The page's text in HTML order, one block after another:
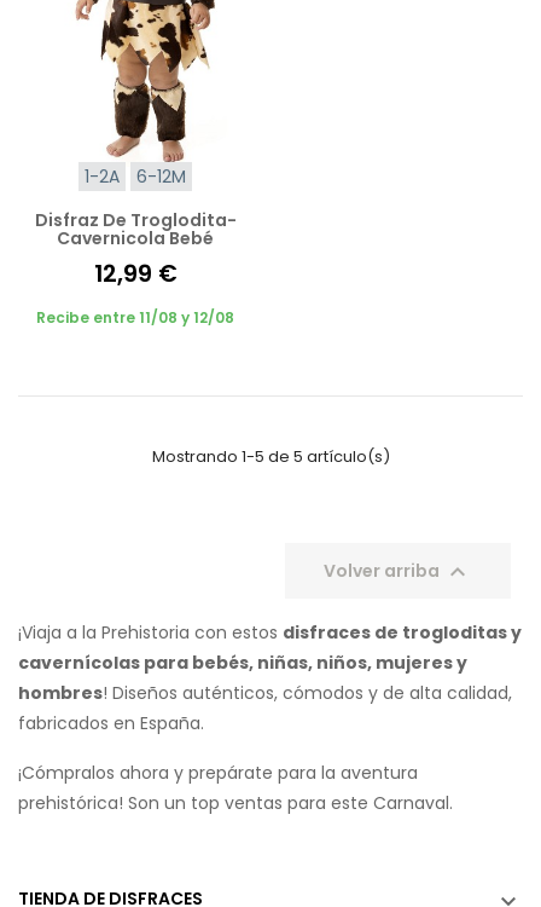
1-2A
6-12M
Disfraz De Troglodita-
Cavernicola Bebé
12,99 €
Recibe entre 11/08 y 12/08
Mostrando 1-5 de 5 artículo(s)
Volver arriba 
¡Viaja a la Prehistoria con estos disfraces de trogloditas y
cavernícolas para bebés, niñas, niños, mujeres y
hombres! Diseños auténticos, cómodos y de alta calidad,
fabricados en España.
¡Cómpralos ahora y prepárate para la aventura
prehistórica! Son un top ventas para este Carnaval.
TIENDA DE DISFRACES